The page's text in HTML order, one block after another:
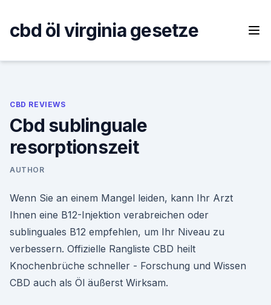
content
cbd öl virginia gesetze
CBD REVIEWS
Cbd sublinguale
resorptionszeit
AUTHOR
Wenn Sie an einem Mangel leiden, kann Ihr Arzt
Ihnen eine B12-Injektion verabreichen oder
sublinguales B12 empfehlen, um Ihr Niveau zu
verbessern. Offizielle Rangliste CBD heilt
Knochenbrüche schneller - Forschung und Wissen
CBD auch als Öl äußerst Wirksam.